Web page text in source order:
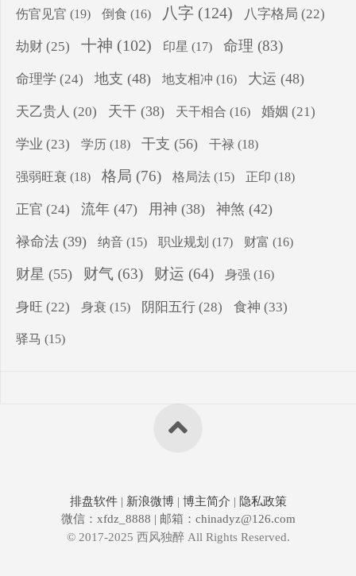
伤官见官 (19) 倒食 (16) 八字 (124) 八字格局 (22)
劫财 (25) 十神 (102) 印星 (17) 命理 (83)
命理学 (24) 地支 (48) 地支相冲 (16) 大运 (48)
天乙贵人 (20) 天干 (38) 天干相合 (16) 婚姻 (21)
学业 (23) 学历 (18) 干支 (56) 干禄 (18)
强弱旺衰 (18) 格局 (76) 格局法 (15) 正印 (18)
正官 (24) 流年 (47) 用神 (38) 神煞 (42)
禄命法 (39) 纳音 (15) 职业规划 (17) 财富 (16)
财星 (55) 财气 (63) 财运 (64) 身强 (16)
身旺 (22) 身衰 (15) 阴阳五行 (28) 食神 (33)
驿马 (15)
排盘软件 | 新浪微博 | 博主简介 | 隐私政策
微信：xfdz_8888 | 邮箱：chinadyz@126.com
© 2017-2025 西风独醉 All Rights Reserved.